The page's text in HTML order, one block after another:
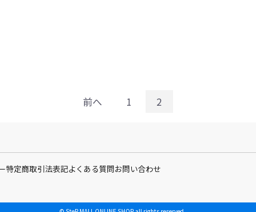
前へ 1 2
特定商取引法表記よくある質問お問い合わせ